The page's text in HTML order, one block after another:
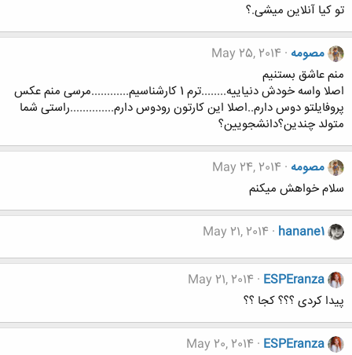
تو کیا آنلاین میشی.؟
مصومه May 25, 2014
منم عاشق بستنیم
اصلا واسه خودش دنیاییه........ترم 1 کارشناسیم............مرسی منم عکس
پروفایلتو دوس دارم..اصلا این کارتون رودوس دارم..............راستی شما
متولد چندین؟دانشجویین؟
مصومه May 24, 2014
سلام خواهش میکنم
hanane1
May 21, 2014
ESPEranza
May 21, 2014
پیدا کردی ؟؟؟ کجا ؟؟
ESPEranza
May 20, 2014